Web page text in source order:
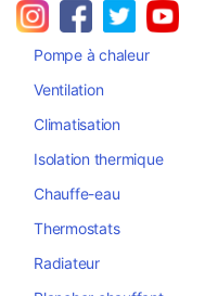
Pompe à chaleur
Ventilation
Climatisation
Isolation thermique
Chauffe-eau
Thermostats
Radiateur